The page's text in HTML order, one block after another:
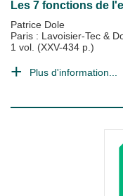
Les 7 fonctions de
Patrice Dole
Paris : Lavoisier-Tec &
1 vol. (XXV-434 p.)
Plus d'information...